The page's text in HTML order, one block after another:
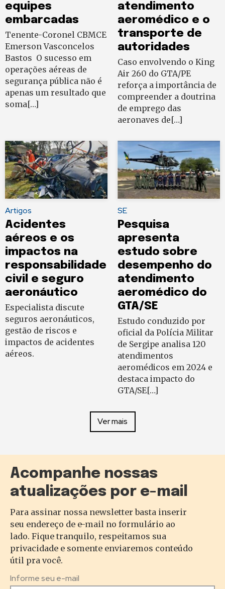
equipes
embarcadas
Tenente-Coronel CBMCE
Emerson Vasconcelos
Bastos O sucesso em
operações aéreas de
segurança pública não é
apenas um resultado que
soma[…]
atendimento
aeromédico e o
transporte de
autoridades
Caso envolvendo o King
Air 260 do GTA/PE
reforça a importância de
compreender a doutrina
de emprego das
aeronaves de[…]
Artigos
Acidentes
aéreos e os
impactos na
responsabilidade
civil e seguro
aeronáutico
Especialista discute
seguros aeronáuticos,
gestão de riscos e
impactos de acidentes
aéreos.
SE
Pesquisa
apresenta
estudo sobre
desempenho do
atendimento
aeromédico do
GTA/SE
Estudo conduzido por
oficial da Polícia Militar
de Sergipe analisa 120
atendimentos
aeromédicos em 2024 e
destaca impacto do
GTA/SE[…]
Ver mais
Acompanhe nossas
atualizações por e-mail
Para assinar nossa newsletter basta inserir
seu endereço de e-mail no formulário ao
lado. Fique tranquilo, respeitamos sua
privacidade e somente enviaremos conteúdo
útil pra você.
Informe seu e-mail